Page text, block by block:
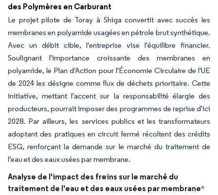
des Polymères en Carburant
Le projet pilote de Toray à Shiga convertit avec succès les
membranes en polyamide usagées en pétrole brut synthétique.
Avec un débit cible, l'entreprise vise l'équilibre financier.
Soulignant l'importance croissante des membranes en
polyamide, le Plan d'Action pour l'Économie Circulaire de l'UE
de 2024 les désigne comme flux de déchets prioritaire. Cette
initiative, mettant l'accent sur la responsabilité élargie des
producteurs, pourrait imposer des programmes de reprise d'ici
2028. Par ailleurs, les services publics et les transformateurs
adoptant des pratiques en circuit fermé récoltent des crédits
ESG, renforçant la demande sur le marché du traitement de
l'eau et des eaux usées par membrane.
Analyse de l'impact des freins sur le marché du
traitement de l'eau et des eaux usées par membrane*